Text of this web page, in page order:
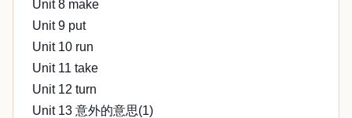
Unit 8 make
Unit 9 put
Unit 10 run
Unit 11 take
Unit 12 turn
Unit 13 意外的意思(1)